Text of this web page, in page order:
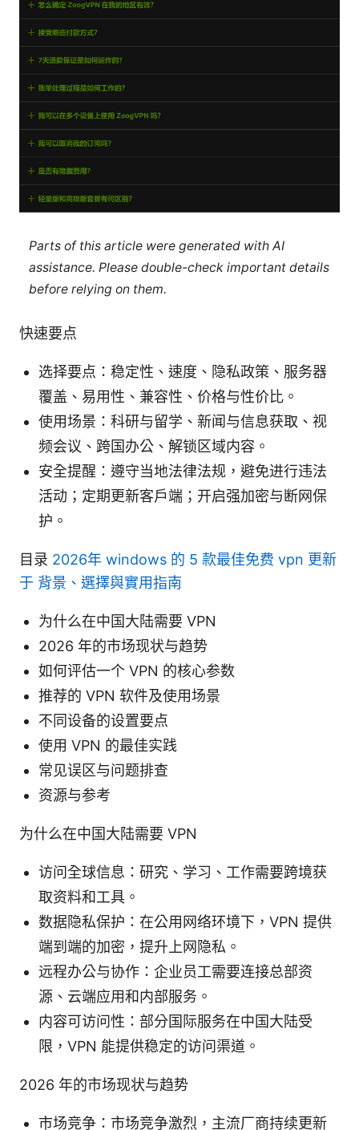
Parts of this article were generated with AI
assistance. Please double-check important details
before relying on them.
快速要点
选择要点：稳定性、速度、隐私政策、服务器
覆盖、易用性、兼容性、价格与性价比。
使用场景：科研与留学、新闻与信息获取、视
频会议、跨国办公、解锁区域内容。
安全提醒：遵守当地法律法规，避免进行违法
活动；定期更新客户端；开启强加密与断网保
护。
目录 2026年 windows 的 5 款最佳免费 vpn 更新
于 背景、選擇與實用指南
为什么在中国大陆需要 VPN
2026 年的市场现状与趋势
如何评估一个 VPN 的核心参数
推荐的 VPN 软件及使用场景
不同设备的设置要点
使用 VPN 的最佳实践
常见误区与问题排查
资源与参考
为什么在中国大陆需要 VPN
访问全球信息：研究、学习、工作需要跨境获
取资料和工具。
数据隐私保护：在公用网络环境下，VPN 提供
端到端的加密，提升上网隐私。
远程办公与协作：企业员工需要连接总部资
源、云端应用和内部服务。
内容可访问性：部分国际服务在中国大陆受
限，VPN 能提供稳定的访问渠道。
2026 年的市场现状与趋势
市场竞争：市场竞争激烈，主流厂商持续更新